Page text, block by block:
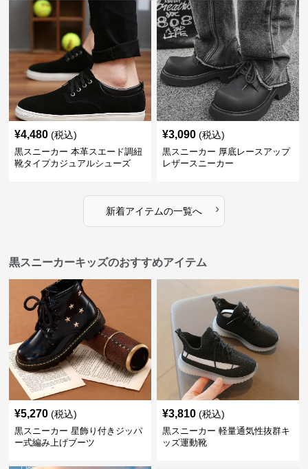
¥4,480 (税込)
黒スニーカー 本革スエード調紐
靴タイプカジュアルシューズ
¥3,090 (税込)
黒スニーカー 厚底レースアップ
レザースニーカー
新着アイテムの一覧へ ›
黒スニーカーキッズのおすすめアイテム
¥5,270 (税込)
黒スニーカー 星飾り付きジッパ
ー式編み上げブーツ
¥3,810 (税込)
黒スニーカー 軽量通気性抜群キ
ッズ運動靴